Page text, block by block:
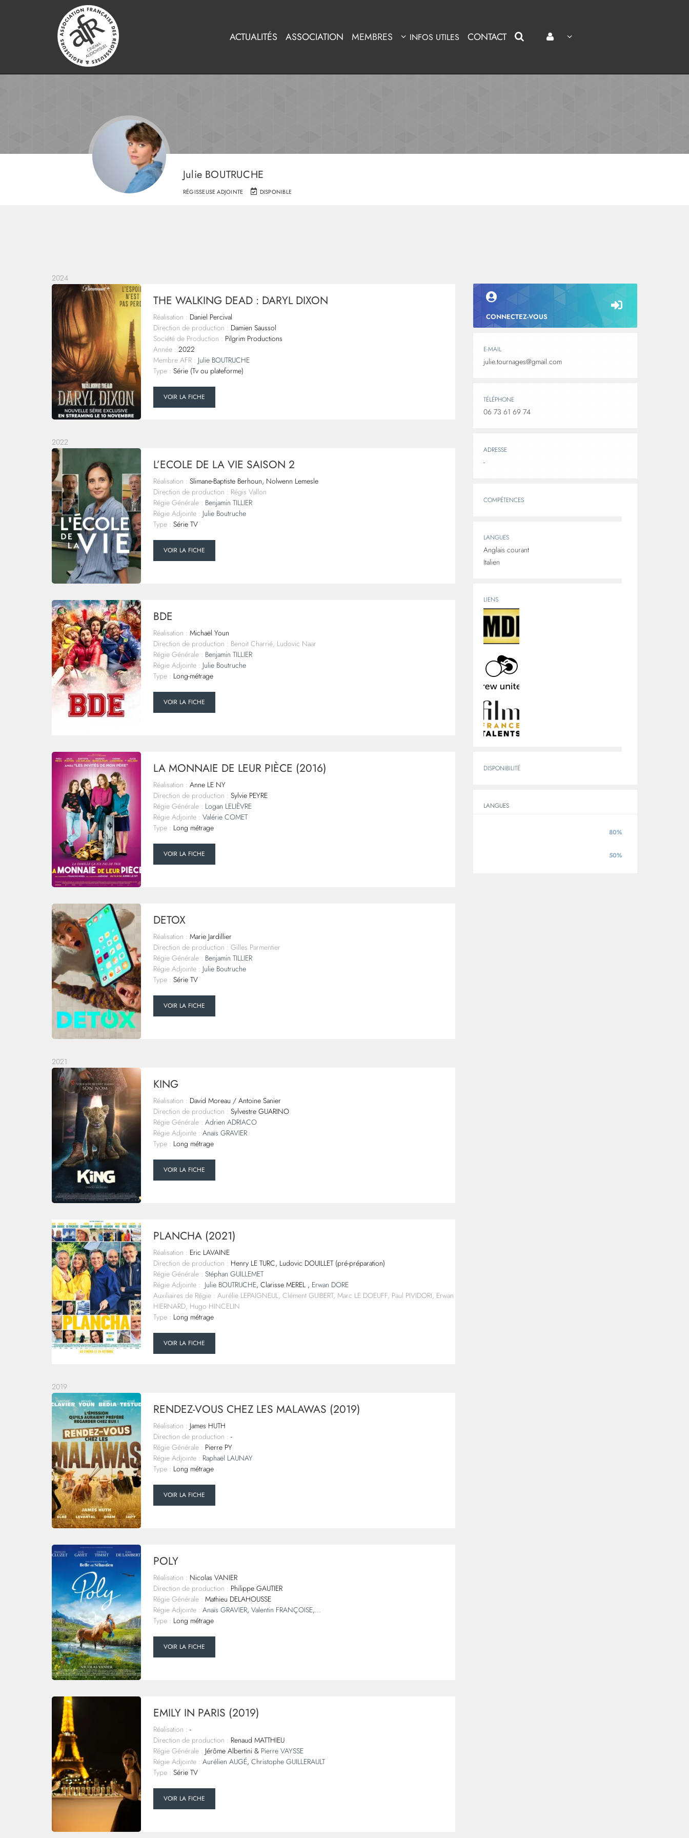
ACTUALITÉS ASSOCIATION MEMBRES INFOS UTILES CONTACT
Julie BOUTRUCHE
RÉGISSEUSE ADJOINTE DISPONIBLE
2024
THE WALKING DEAD : DARYL DIXON
Réalisation : Daniel Percival
Direction de production : Damien Saussol
Société de Production : Pilgrim Productions
Année : 2022
Membre AFR : Julie BOUTRUCHE
Type : Série (Tv ou plateforme)
VOIR LA FICHE
2022
L’ECOLE DE LA VIE SAISON 2
Réalisation : Slimane-Baptiste Berhoun, Nolwenn Lemesle
Direction de production : Régis Vallon
Régie Générale : Benjamin TILLIER
Régie Adjointe : Julie Boutruche
Type : Série TV
VOIR LA FICHE
BDE
Réalisation : Michaël Youn
Direction de production : Benoit Charrié, Ludovic Naar
Régie Générale : Benjamin TILLIER
Régie Adjointe : Julie Boutruche
Type : Long-métrage
VOIR LA FICHE
LA MONNAIE DE LEUR PIÈCE (2016)
Réalisation : Anne LE NY
Direction de production : Sylvie PEYRE
Régie Générale : Logan LELIÈVRE
Régie Adjointe : Valérie COMET
Type : Long métrage
VOIR LA FICHE
DETOX
Réalisation : Marie Jardillier
Direction de production : Gilles Parmentier
Régie Générale : Benjamin TILLIER
Régie Adjointe : Julie Boutruche
Type : Série TV
VOIR LA FICHE
2021
KING
Réalisation : David Moreau / Antoine Sanier
Direction de production : Sylvestre GUARINO
Régie Générale : Adrien ADRIACO
Régie Adjointe : Anaïs GRAVIER
Type : Long métrage
VOIR LA FICHE
PLANCHA (2021)
Réalisation : Eric LAVAINE
Direction de production : Henry LE TURC, Ludovic DOUILLET (pré-préparation)
Régie Générale : Stéphan GUILLEMET
Régie Adjointe : Julie BOUTRUCHE, Clarisse MEREL , Erwan DORE
Auxiliaires de Régie : Aurélie LEPAIGNEUL, Clément GUIBERT, Marc LE DOEUFF, Paul PIVIDORI, Erwan
HIERNARD, Hugo HINCELIN
Type : Long métrage
VOIR LA FICHE
2019
RENDEZ-VOUS CHEZ LES MALAWAS (2019)
Réalisation : James HUTH
Direction de production : -
Régie Générale : Pierre PY
Régie Adjointe : Raphaël LAUNAY
Type : Long métrage
VOIR LA FICHE
POLY
Réalisation : Nicolas VANIER
Direction de production : Philippe GAUTIER
Régie Générale : Mathieu DELAHOUSSE
Régie Adjointe : Anaïs GRAVIER, Valentin FRANÇOISE,...
Type : Long métrage
VOIR LA FICHE
EMILY IN PARIS (2019)
Réalisation : -
Direction de production : Renaud MATTHIEU
Régie Générale : Jérôme Albertini & Pierre VAYSSE
Régie Adjointe : Aurélien AUGÉ, Christophe GUILLERAULT
Type : Série TV
VOIR LA FICHE
CONNECTEZ-VOUS
E-MAIL
julie.tournages@gmail.com
TÉLÉPHONE
06 73 61 69 74
ADRESSE
-
COMPÉTENCES
LANGUES
Anglais courant
Italien
LIENS
DISPONIBILITÉ
LANGUES
80%
50%